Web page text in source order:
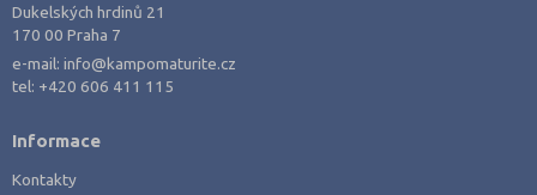
Dukelských hrdinů 21
170 00 Praha 7
e-mail:info@kampomaturite.cz
tel: +420 606 411 115
Informace
Kontakty